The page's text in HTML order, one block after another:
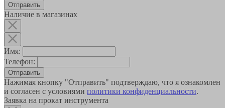
Наличие в магазинах
Имя:
Телефон:
Отправить
Нажимая кнопку "Отправить" подтверждаю, что я ознакомлен
и согласен с условиями политики конфиденциальности.
Заявка на прокат инструмента